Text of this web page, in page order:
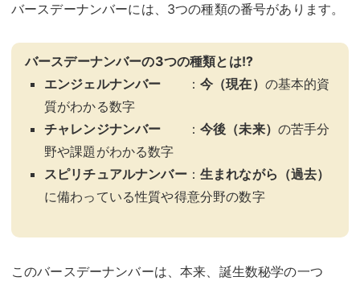
バースデーナンバーには、3つの種類の番号があります。
バースデーナンバーの3つの種類とは!?
エンジェルナンバー
： 今（現在） の基本的資
質がわかる数字
チャレンジナンバー
： 今後（未来） の苦手分
野や課題がわかる数字
スピリチュアルナンバー： 生まれながら（過去）
に備わっている性質や得意分野の数字
このバースデーナンバーは、本来、誕生数秘学の一つ